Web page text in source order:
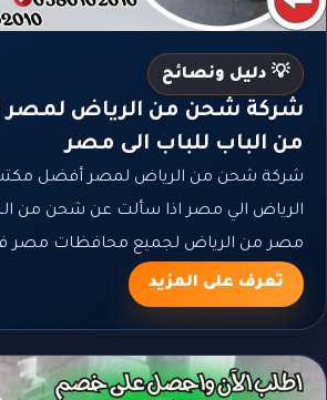
💡 دليل ونصائح
من الباب للباب الى مصر
شركة شحن من الرياض لمصر أفضل
الرياض الي مصر اذا سألت عن شحن من
مصر من الرياض لجميع محافظات مصر
تعرف على المزيد